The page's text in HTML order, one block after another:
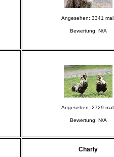
Angesehen: 3341 mal.
Bewertung: N/A
Angesehen: 2729 mal.
Bewertung: N/A
Charly